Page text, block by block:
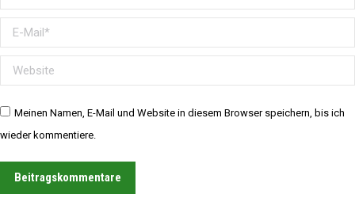
E-Mail *
Website
Meinen Namen, E-Mail und Website in diesem Browser speichern, bis ich
wieder kommentiere.
Beitragskommentare